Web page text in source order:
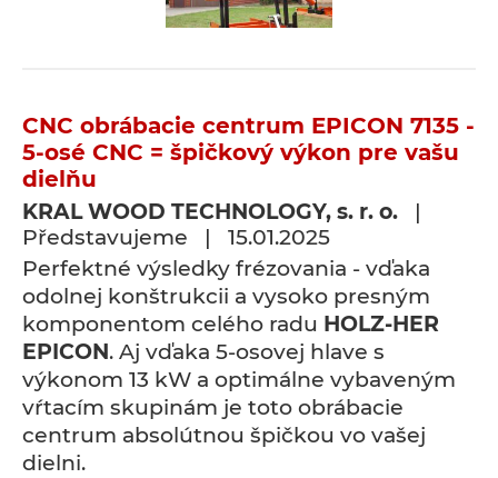
CNC obrábacie centrum EPICON 7135 -
5-osé CNC = špičkový výkon pre vašu
dielňu
KRAL WOOD TECHNOLOGY, s. r. o. |
Představujeme | 15.01.2025
Perfektné výsledky frézovania - vďaka
odolnej konštrukcii a vysoko presným
komponentom celého radu HOLZ-HER
EPICON. Aj vďaka 5-osovej hlave s
výkonom 13 kW a optimálne vybaveným
vŕtacím skupinám je toto obrábacie
centrum absolútnou špičkou vo vašej
dielni.